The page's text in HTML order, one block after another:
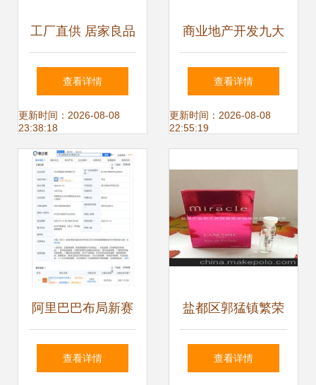
工厂直供 居家良品
雪尼尔爱心地垫，
温暖每一寸空间
查看详情
更新时间：2026-08-08
23:38:18
商业地产开发九大
业态深度剖析 从百
货商店到日用杂品
查看详情
更新时间：2026-08-08
22:55:19
阿里巴巴布局新赛
道 寻乡网络公司成
查看详情
盐都区郭猛镇繁荣
路桂井日杂品门市
查看详情